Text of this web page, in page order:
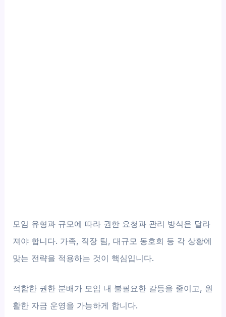
모임 유형과 규모에 따라 권한 요청과 관리 방식은 달라
져야 합니다. 가족, 직장 팀, 대규모 동호회 등 각 상황에
맞는 전략을 적용하는 것이 핵심입니다.
적합한 권한 분배가 모임 내 불필요한 갈등을 줄이고, 원
활한 자금 운영을 가능하게 합니다.